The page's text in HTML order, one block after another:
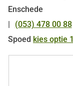
Enschede
Tel:
(053) 478 00 88
Spoed kies optie 1